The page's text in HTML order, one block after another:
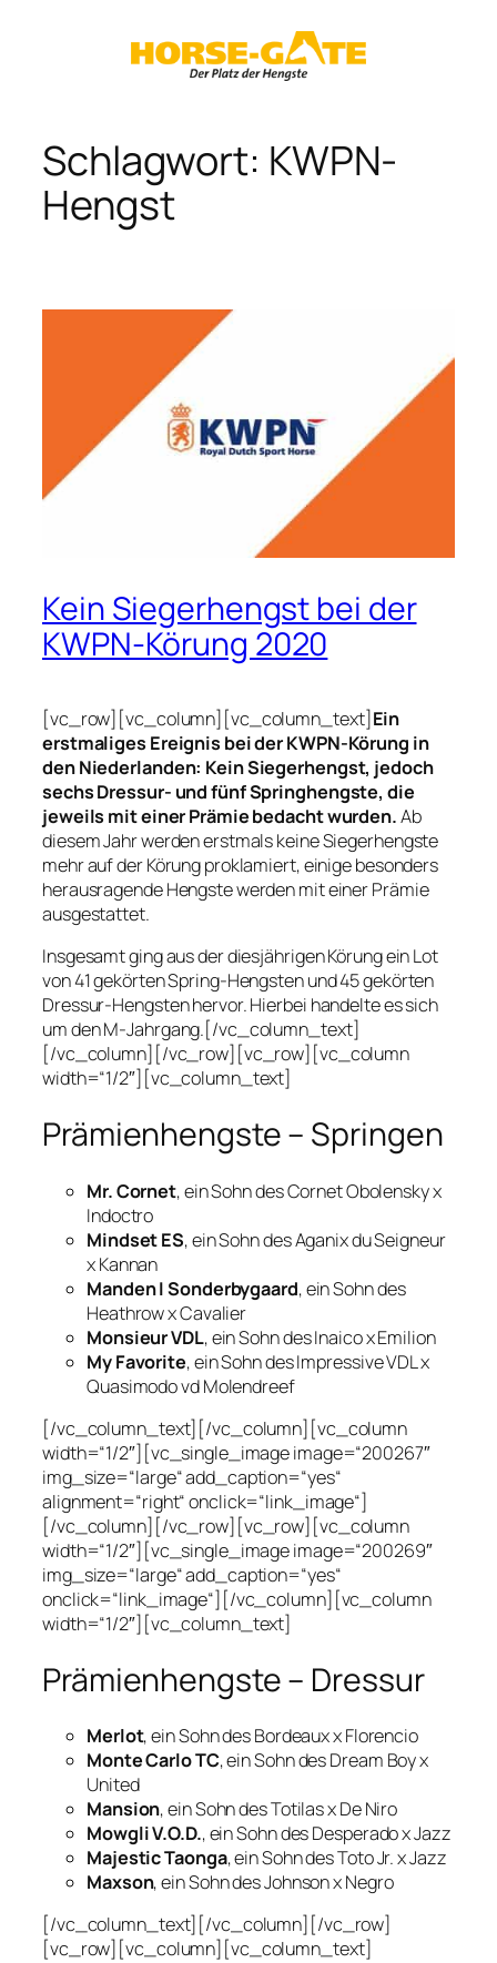
Schlagwort: KWPN-
Hengst
Kein Siegerhengst bei der
KWPN-Körung 2020
[vc_row][vc_column][vc_column_text]Ein
erstmaliges Ereignis bei der KWPN-Körung in
den Niederlanden: Kein Siegerhengst, jedoch
sechs Dressur- und fünf Springhengste, die
jeweils mit einer Prämie bedacht wurden.Ab
diesem Jahr werden erstmals keine Siegerhengste
mehr auf der Körung proklamiert, einige besonders
herausragende Hengste werden mit einer Prämie
ausgestattet.
Insgesamt ging aus der diesjährigen Körung ein Lot
von 41 gekörten Spring-Hengsten und 45 gekörten
Dressur-Hengsten hervor. Hierbei handelte es sich
um den M-Jahrgang.[/vc_column_text]
[/vc_column][/vc_row][vc_row][vc_column
width=“1/2″][vc_column_text]
Prämienhengste – Springen
Mr. Cornet, ein Sohn des Cornet Obolensky x
Indoctro
Mindset ES, ein Sohn des Aganix du Seigneur
x Kannan
Manden I Sonderbygaard, ein Sohn des
Heathrow x Cavalier
Monsieur VDL, ein Sohn des Inaico x Emilion
My Favorite, ein Sohn des Impressive VDL x
Quasimodo vd Molendreef
[/vc_column_text][/vc_column][vc_column
width=“1/2″][vc_single_image image=“200267″
img_size=“large“ add_caption=“yes“
alignment=“right“ onclick=“link_image“]
[/vc_column][/vc_row][vc_row][vc_column
width=“1/2″][vc_single_image image=“200269″
img_size=“large“ add_caption=“yes“
onclick=“link_image“][/vc_column][vc_column
width=“1/2″][vc_column_text]
Prämienhengste – Dressur
Merlot, ein Sohn des Bordeaux x Florencio
Monte Carlo TC, ein Sohn des Dream Boy x
United
Mansion, ein Sohn des Totilas x De Niro
Mowgli V.O.D., ein Sohn des Desperado x Jazz
Majestic Taonga, ein Sohn des Toto Jr. x Jazz
Maxson, ein Sohn des Johnson x Negro
[/vc_column_text][/vc_column][/vc_row]
[vc_row][vc_column][vc_column_text]